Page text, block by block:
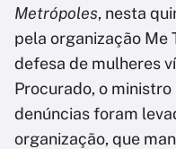
Metrópoles, nesta
pela organização Me
defesa de mulheres
Procurado, o
denúncias foram
organização, que